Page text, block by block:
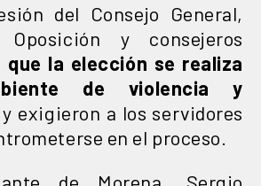
del Consejo General,
y consejeros
que la elección se realiza
de violencia y
y exigieron a los servidores
en el proceso.
de Morena, Sergio